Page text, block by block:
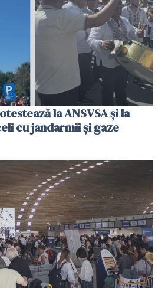
la ANSVSA și la
cu jandarmii și gaze